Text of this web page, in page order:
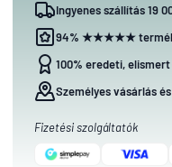
Ingyenes szállítás 19
94% ★★★★★
100% eredeti,
Személyes vásárlás
Fizetési szolgáltatók